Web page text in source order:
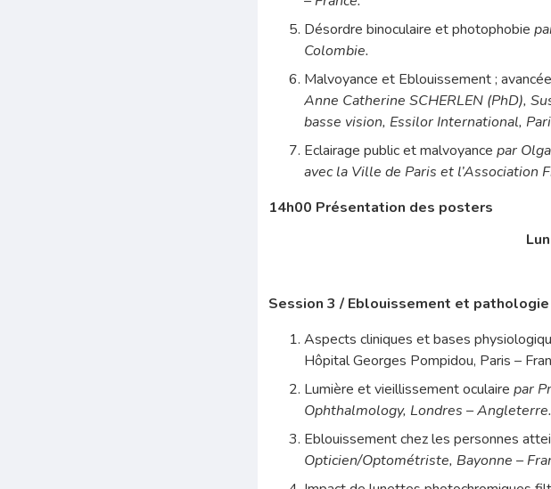
Désordre binoculaire et photophobie
Colombie.
Malvoyance et Eblouissement ;
Anne Catherine SCHERLEN (PhD),
basse vision, Essilor International,
Eclairage public et malvoyancepar
avec la Ville de Paris et l’Association
14h00 Présentation des posters
Session 3 / Eblouissement et pathologie
Aspects cliniques et bases
Hôpital Georges Pompidou, Paris –
Lumière et vieillissement oculairepar
Ophthalmology, Londres – Angleterre.
Eblouissement chez les personnes
Opticien/Optométriste, Bayonne –